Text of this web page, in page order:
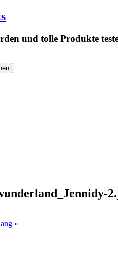
und tolle Produkte
»